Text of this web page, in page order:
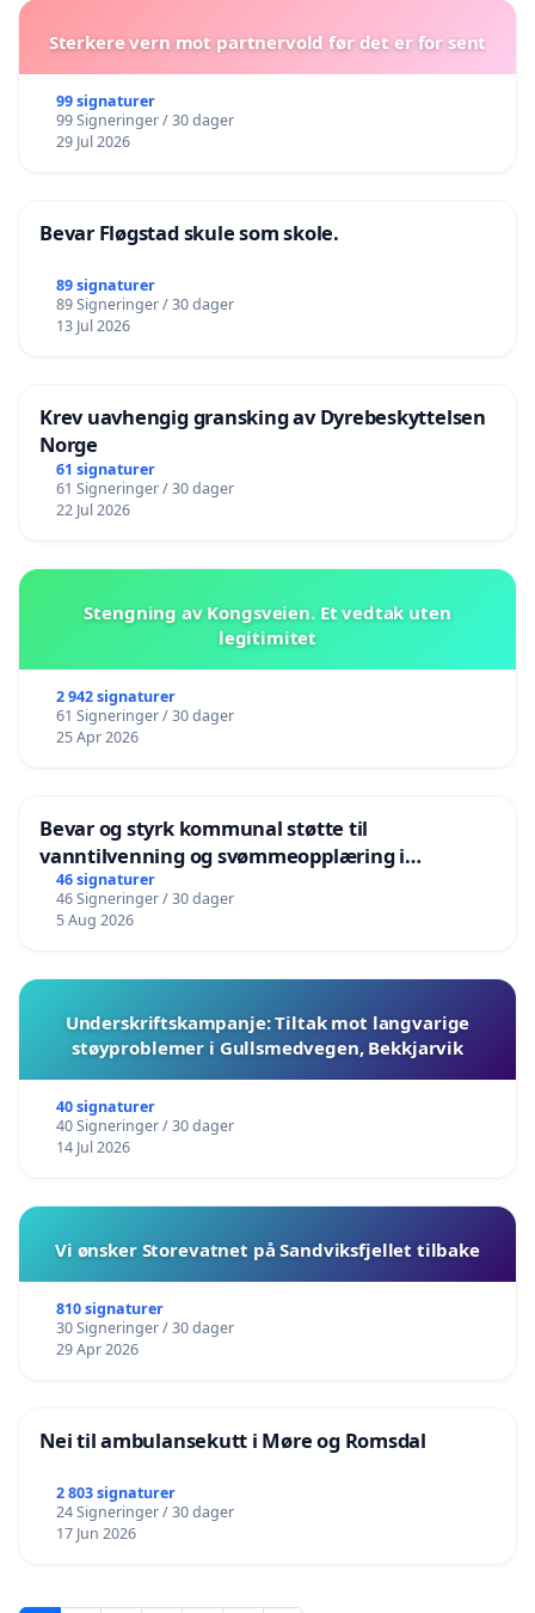
Sterkere vern mot partnervold før det er for sent
99 signaturer
99 Signeringer / 30 dager
29 Jul 2026
Bevar Fløgstad skule som skole.
89 signaturer
89 Signeringer / 30 dager
13 Jul 2026
Krev uavhengig gransking av Dyrebeskyttelsen
Norge
61 signaturer
61 Signeringer / 30 dager
22 Jul 2026
Stengning av Kongsveien. Et vedtak uten
legitimitet
2 942 signaturer
61 Signeringer / 30 dager
25 Apr 2026
Bevar og styrk kommunal støtte til
vanntilvenning og svømmeopplæring i
barnehagene i Haugesund
46 signaturer
46 Signeringer / 30 dager
5 Aug 2026
Underskriftskampanje: Tiltak mot langvarige
støyproblemer i Gullsmedvegen, Bekkjarvik
40 signaturer
40 Signeringer / 30 dager
14 Jul 2026
Vi ønsker Storevatnet på Sandviksfjellet tilbake
810 signaturer
30 Signeringer / 30 dager
29 Apr 2026
Nei til ambulansekutt i Møre og Romsdal
2 803 signaturer
24 Signeringer / 30 dager
17 Jun 2026